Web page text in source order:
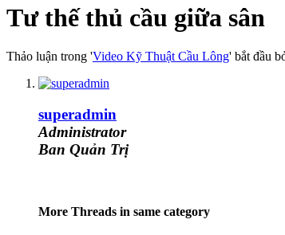
Tư thế thủ cầu giữa sân
Thảo luận trong 'Video Kỹ Thuật Cầu Lông' bắt đầu
superadmin
Administrator
Ban Quản Trị
More Threads in same category